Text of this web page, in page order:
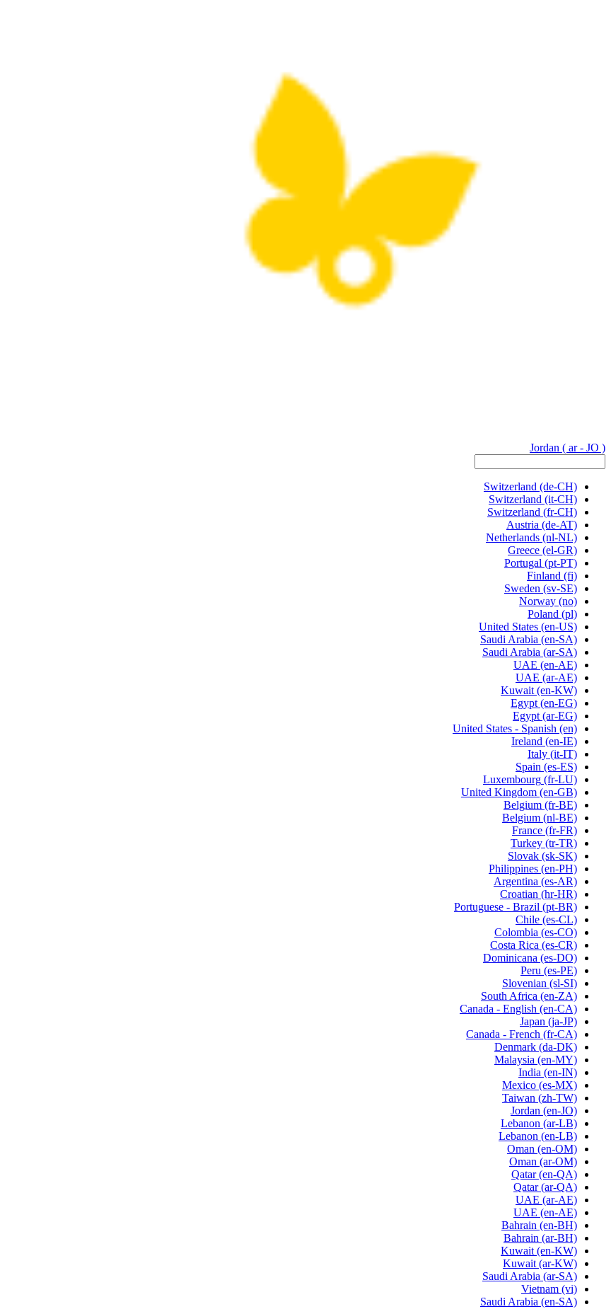
Jordan ( ar - JO )
Switzerland (de-CH)
Switzerland (it-CH)
Switzerland (fr-CH)
Austria (de-AT)
Netherlands (nl-NL)
Greece (el-GR)
Portugal (pt-PT)
Finland (fi)
Sweden (sv-SE)
Norway (no)
Poland (pl)
United States (en-US)
Saudi Arabia (en-SA)
Saudi Arabia (ar-SA)
UAE (en-AE)
UAE (ar-AE)
Kuwait (en-KW)
Egypt (en-EG)
Egypt (ar-EG)
United States - Spanish (en)
Ireland (en-IE)
Italy (it-IT)
Spain (es-ES)
Luxembourg (fr-LU)
United Kingdom (en-GB)
Belgium (fr-BE)
Belgium (nl-BE)
France (fr-FR)
Turkey (tr-TR)
Slovak (sk-SK)
Philippines (en-PH)
Argentina (es-AR)
Croatian (hr-HR)
Portuguese - Brazil (pt-BR)
Chile (es-CL)
Colombia (es-CO)
Costa Rica (es-CR)
Dominicana (es-DO)
Peru (es-PE)
Slovenian (sl-SI)
South Africa (en-ZA)
Canada - English (en-CA)
Japan (ja-JP)
Canada - French (fr-CA)
Denmark (da-DK)
Malaysia (en-MY)
India (en-IN)
Mexico (es-MX)
Taiwan (zh-TW)
Jordan (en-JO)
Lebanon (ar-LB)
Lebanon (en-LB)
Oman (en-OM)
Oman (ar-OM)
Qatar (en-QA)
Qatar (ar-QA)
UAE (ar-AE)
UAE (en-AE)
Bahrain (en-BH)
Bahrain (ar-BH)
Kuwait (en-KW)
Kuwait (ar-KW)
Saudi Arabia (ar-SA)
Vietnam (vi)
Saudi Arabia (en-SA)